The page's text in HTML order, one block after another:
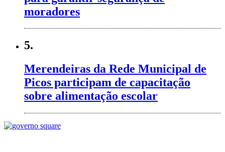
moradores
5.
Merendeiras da Rede Municipal de
Picos participam de capacitação
sobre alimentação escolar